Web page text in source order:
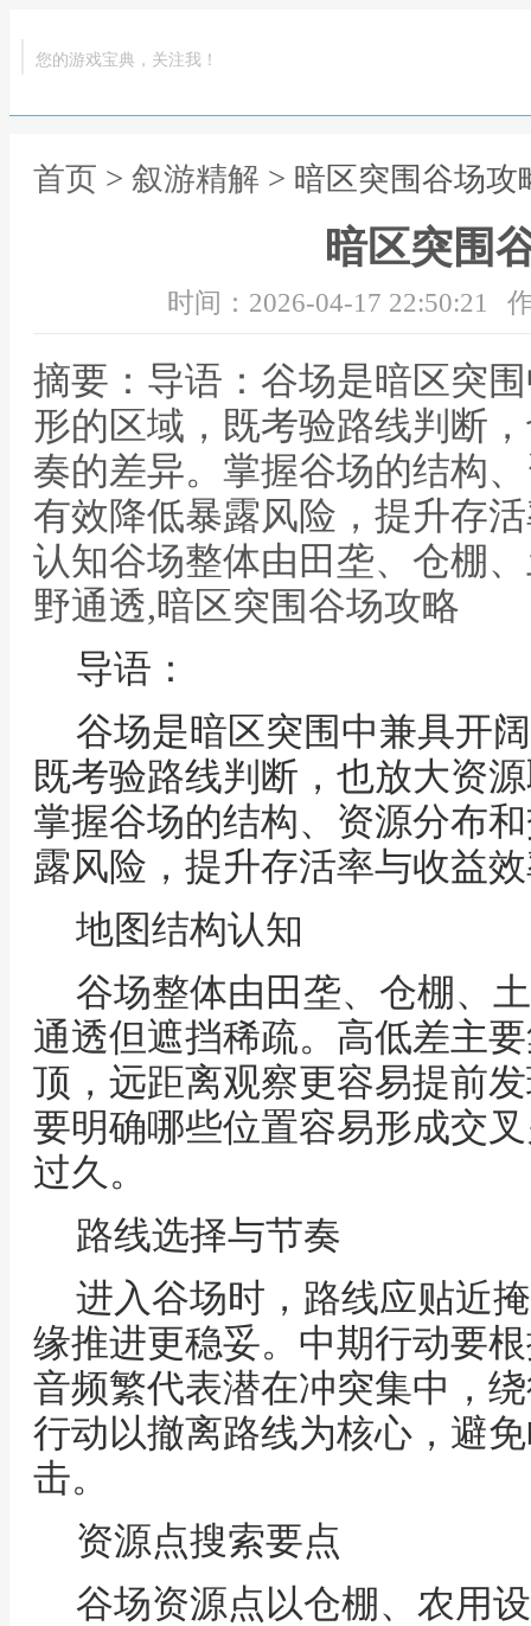
您的游戏宝典，关注我！
首页 > 叙游精解 > 暗区突围谷场攻
暗区突围
时间：2026-04-17 22:50:21
摘要：导语：谷场是暗区突
形的区域，既考验路线判断
奏的差异。掌握谷场的结构
有效降低暴露风险，提升存
认知谷场整体由田垄、仓棚
野通透,暗区突围谷场攻略
导语：
谷场是暗区突围中兼具开
既考验路线判断，也放大资
掌握谷场的结构、资源分布
露风险，提升存活率与收益
地图结构认知
谷场整体由田垄、仓棚、
通透但遮挡稀疏。高低差主
顶，远距离观察更容易提前
要明确哪些位置容易形成交
过久。
路线选择与节奏
进入谷场时，路线应贴近
缘推进更稳妥。中期行动要
音频繁代表潜在冲突集中，
行动以撤离路线为核心，避
击。
资源点搜索要点
谷场资源点以仓棚、农用